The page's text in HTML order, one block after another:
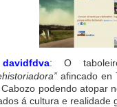
davidfdva: O
afincado en
Cabozo podendo atopar
á cultura e realidade